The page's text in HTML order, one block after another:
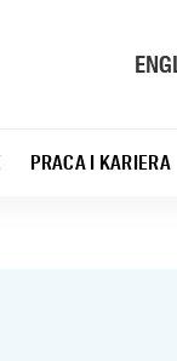
PRACA I KARIERA